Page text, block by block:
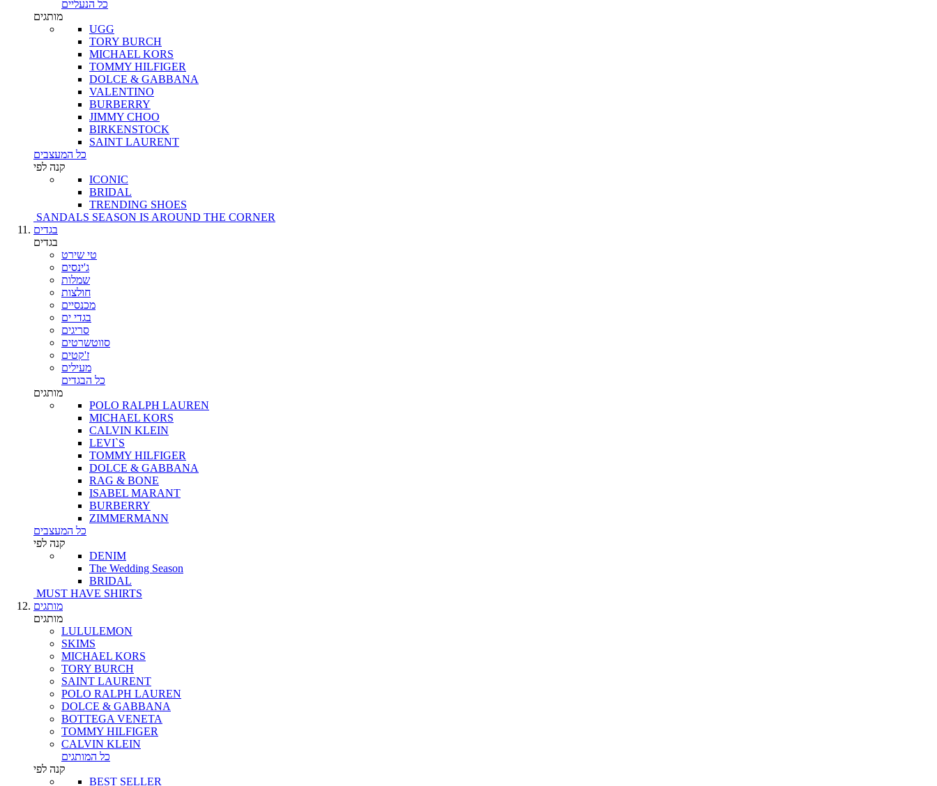
כל הנעליים
מותגים
UGG
TORY BURCH
MICHAEL KORS
TOMMY HILFIGER
DOLCE & GABBANA
VALENTINO
BURBERRY
JIMMY CHOO
BIRKENSTOCK
SAINT LAURENT
כל המעצבים
קנה לפי
ICONIC
BRIDAL
TRENDING SHOES
SANDALS SEASON IS AROUND THE CORNER
בגדים
בגדים
טי שירט
ג'ינסים
שמלות
חולצות
מכנסיים
בגדי ים
סריגים
סווטשרטים
ז'קטים
מעילים
כל הבגדים
מותגים
POLO RALPH LAUREN
MICHAEL KORS
CALVIN KLEIN
LEVI`S
TOMMY HILFIGER
DOLCE & GABBANA
RAG & BONE
ISABEL MARANT
BURBERRY
ZIMMERMANN
כל המעצבים
קנה לפי
DENIM
The Wedding Season
BRIDAL
MUST HAVE SHIRTS
מותגים
מותגים
LULULEMON
SKIMS
MICHAEL KORS
TORY BURCH
SAINT LAURENT
POLO RALPH LAUREN
DOLCE & GABBANA
BOTTEGA VENETA
TOMMY HILFIGER
CALVIN KLEIN
כל המותגים
קנה לפי
BEST SELLER